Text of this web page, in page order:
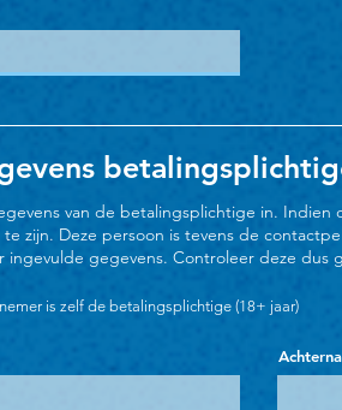
van de betalingsplichtige in.
zijn. Deze persoon is tevens de
ingevulde gegevens. Controleer deze dus
is zelf de betalingsplichtige (18+ jaar)